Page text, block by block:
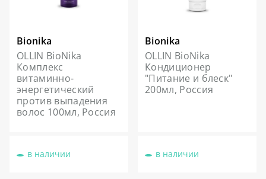
Bionika
OLLIN BioNika
Комплекс
витаминно-
энергетический
против выпадения
волос 100мл, Россия
в наличии
Bionika
OLLIN BioNika
Кондиционер
"Питание и блеск"
200мл, Россия
в наличии